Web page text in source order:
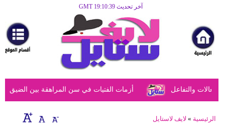
آخر تحديث GMT 19:10:39
مرأة
أزياء
أزياء
إسلامية
أزمات الفتيات في سن المراهقة بين الضيق والتفاعل
الرئيسية » لايف لاستايل